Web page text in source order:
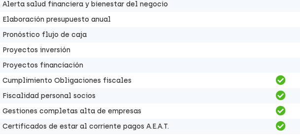
Alerta salud financiera y bienestar del negocio
Elaboración presupuesto anual
Pronóstico flujo de caja
Proyectos inversión
Proyectos financiación
Cumplimiento Obligaciones fiscales
Fiscalidad personal socios
Gestiones completas alta de empresas
Certificados de estar al corriente pagos A.E.A.T.